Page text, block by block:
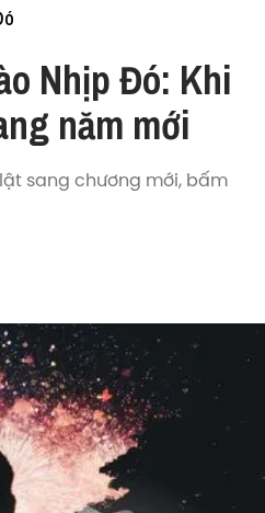
Nhịp Đó: Khi
năm mới
sang chương mới, bấm